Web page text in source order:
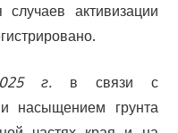
активизации
г.в связи с
насыщением грунта